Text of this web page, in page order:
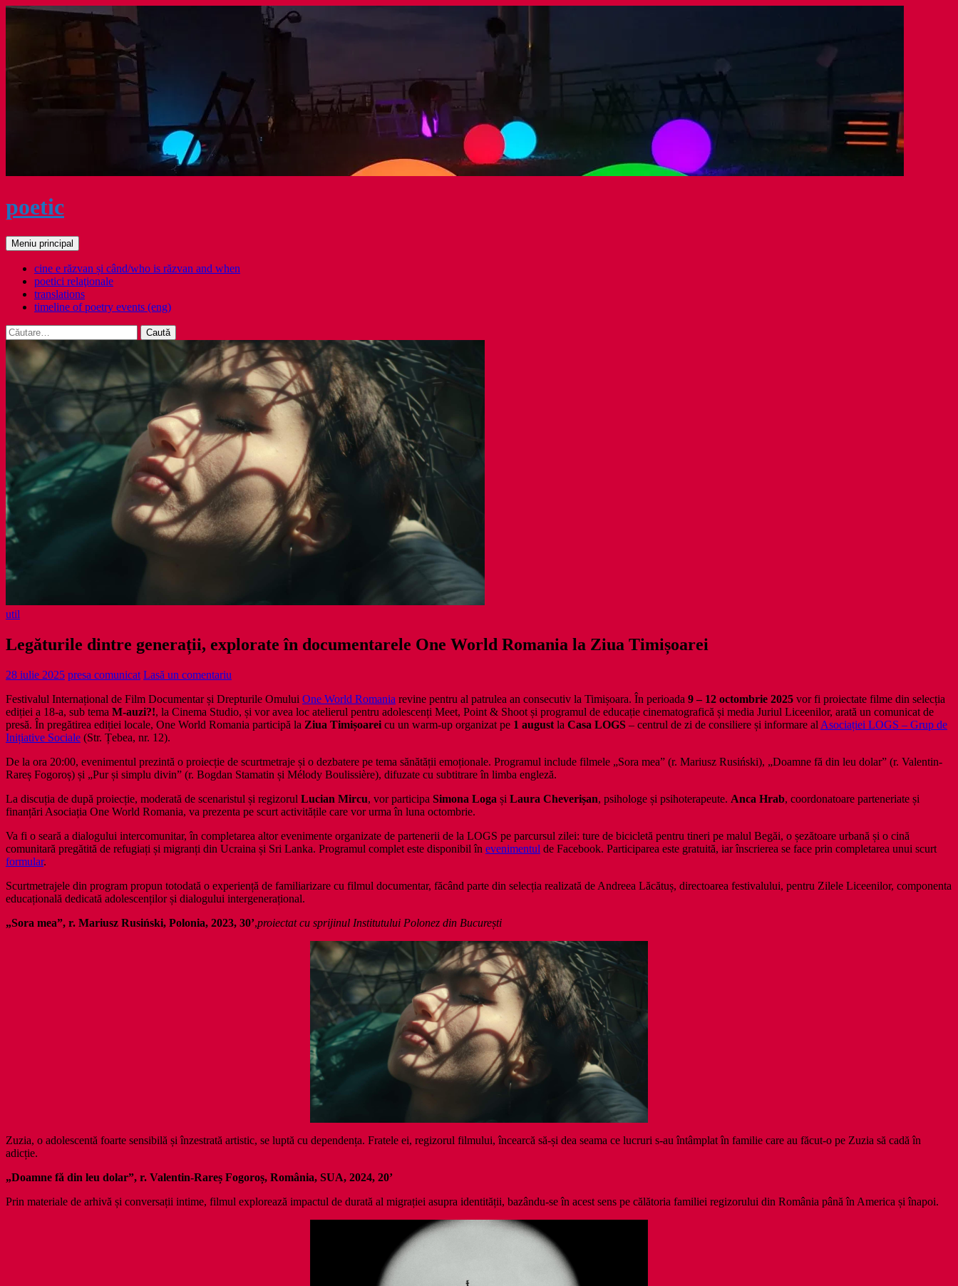
Sari
poetic
Caută
Meniu principal
cine e răzvan și când/who is răzvan and when
poetici relaţionale
translations
timeline of poetry events (eng)
Caută
după:
util
Legăturile dintre generații, explorate în documentarele One World Romania la Ziua Timișoarei
28 iulie 2025 presa comunicat Lasă un comentariu
Festivalul Internațional de Film Documentar și Drepturile Omului One World Romania revine pentru al patrulea an consecutiv la Timișoara. În perioada 9 – 12 octombrie 2025 vor fi proiectate filme din selecția
ediției a 18-a, sub tema M-auzi?!, la Cinema Studio, și vor avea loc atelierul pentru adolescenți Meet, Point & Shoot și programul de educație cinematografică și media Juriul Liceenilor, arată un comunicat de
presă. În pregătirea ediției locale, One World Romania participă la Ziua Timișoarei cu un warm-up organizat pe 1 august la Casa LOGS – centrul de zi de consiliere și informare al Asociației LOGS – Grup de
Inițiative Sociale (Str. Țebea, nr. 12).
De la ora 20:00, evenimentul prezintă o proiecție de scurtmetraje și o dezbatere pe tema sănătății emoționale. Programul include filmele „Sora mea” (r. Mariusz Rusiński), „Doamne fă din leu dolar” (r. Valentin-
Rareș Fogoroș) și „Pur și simplu divin” (r. Bogdan Stamatin și Mélody Boulissière), difuzate cu subtitrare în limba engleză.
La discuția de după proiecție, moderată de scenaristul și regizorul Lucian Mircu, vor participa Simona Loga și Laura Cheverișan, psihologe și psihoterapeute. Anca Hrab, coordonatoare parteneriate și
finanțări Asociația One World Romania, va prezenta pe scurt activitățile care vor urma în luna octombrie.
Va fi o seară a dialogului intercomunitar, în completarea altor evenimente organizate de partenerii de la LOGS pe parcursul zilei: ture de bicicletă pentru tineri pe malul Begăi, o șezătoare urbană și o cină
comunitară pregătită de refugiați și migranți din Ucraina și Sri Lanka. Programul complet este disponibil în evenimentul de Facebook. Participarea este gratuită, iar înscrierea se face prin completarea unui scurt
formular.
Scurtmetrajele din program propun totodată o experiență de familiarizare cu filmul documentar, făcând parte din selecția realizată de Andreea Lăcătuș, directoarea festivalului, pentru Zilele Liceenilor, componenta
educațională dedicată adolescenților și dialogului intergenerațional.
„Sora mea”, r. Mariusz Rusiński, Polonia, 2023, 30’,proiectat cu sprijinul Institutului Polonez din București
Zuzia, o adolescentă foarte sensibilă și înzestrată artistic, se luptă cu dependența. Fratele ei, regizorul filmului, încearcă să-și dea seama ce lucruri s-au întâmplat în familie care au făcut-o pe Zuzia să cadă în
adicție.
„Doamne fă din leu dolar”, r. Valentin-Rareș Fogoroș, România, SUA, 2024, 20’
Prin materiale de arhivă și conversații intime, filmul explorează impactul de durată al migrației asupra identității, bazându-se în acest sens pe călătoria familiei regizorului din România până în America și înapoi.